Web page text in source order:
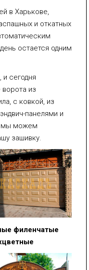
в Харькове,
и откатных
остается одним
сегодня
из
с ковкой, из
панелями и
мы можем
зашивку.
филенчатые